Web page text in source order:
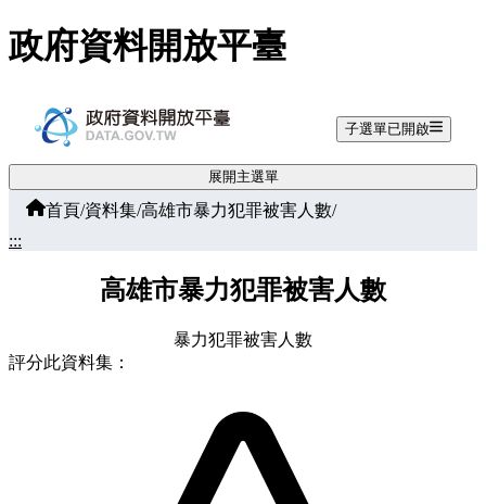
跳至主要內容
政府資料開放平臺
子選單已開啟
展開主選單
首頁/資料集/高雄市暴力犯罪被害人數/
:::
高雄市暴力犯罪被害人數
暴力犯罪被害人數
評分此資料集：